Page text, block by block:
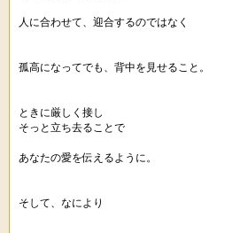
人に合わせて、迎合するのではなく
孤高になってでも、背中を見せること。
ときに厳しく接し
そっと立ち去ることで
あなたの愛を伝えるように。
そして、なにより